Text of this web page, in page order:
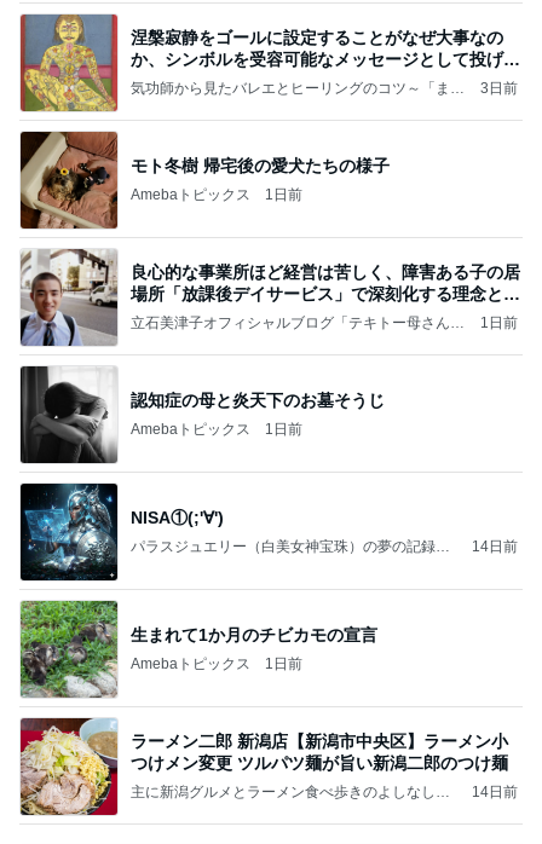
涅槃寂静をゴールに設定することがなぜ大事なの
か、シンボルを受容可能なメッセージとして投げる
ことが
気功師から見たバレエとヒーリングのコツ～「まと
3日前
モト冬樹 帰宅後の愛犬たちの様子
Amebaトピックス 1日前
良心的な事業所ほど経営は苦しく、障害ある子の居
場所「放課後デイサービス」で深刻化する理念と現
実の
立石美津子オフィシャルブログ「テキトー母さんの
1日前
認知症の母と炎天下のお墓そうじ
Amebaトピックス 1日前
NISA①(;'∀')
パラスジュエリー（白美女神宝珠）の夢の記録
14日前
生まれて1か月のチビカモの宣言
Amebaトピックス 1日前
ラーメン二郎 新潟店【新潟市中央区】ラーメン小
つけメン変更 ツルパツ麺が旨い新潟二郎のつけ麺
主に新潟グルメとラーメン食べ歩きのよしなしご
14日前